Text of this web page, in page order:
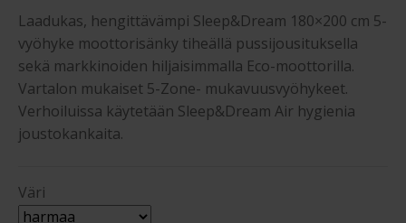
Laadukas, hengittävämpi Sleep&Dream 180×200 cm 5-
vyöhyke moottorisänky tiheällä pussijousituksella
sekä markkinoiden hiljaisimmalla Eco-moottorilla.
Vartalon mukaiset 5-Zone- mukavuusvyöhykeet.
Verhoiluissa käytetään Sleep&Dream Air hygienia
joustokankaita.
Väri